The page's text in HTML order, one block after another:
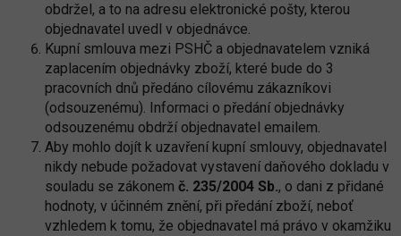
obdržel, a to na adresu elektronické pošty, kterou
objednavatel uvedl v objednávce.
Kupní smlouva mezi PSHČ a objednavatelem vzniká
zaplacením objednávky zboží, které bude do 3
pracovních dnů předáno cílovému zákazníkovi
(odsouzenému). Informaci o předání objednávky
odsouzenému obdrží objednavatel emailem.
Aby mohlo dojít k uzavření kupní smlouvy, objednavatel
nikdy nebude požadovat vystavení daňového dokladu v
souladu se zákonem č. 235/2004 Sb., o dani z přidané
hodnoty, v účinném znění, při předání zboží, neboť
vzhledem k tomu, že objednavatel má právo v okamžiku